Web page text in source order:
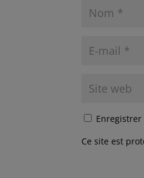
Ce site est